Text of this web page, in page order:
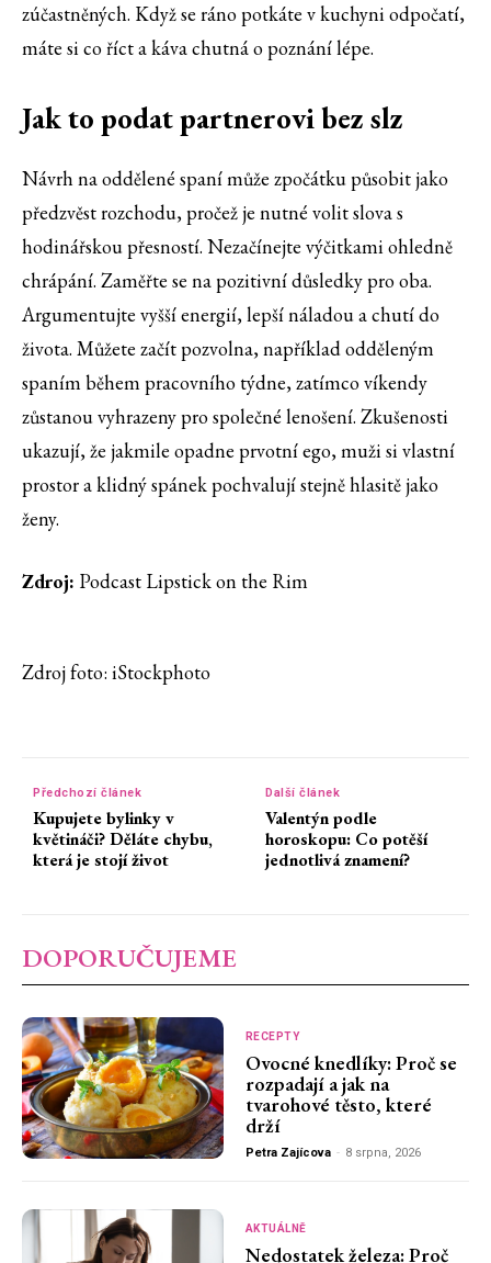
zúčastněných. Když se ráno potkáte v kuchyni odpočatí,
máte si co říct a káva chutná o poznání lépe.
Jak to podat partnerovi bez slz
Návrh na oddělené spaní může zpočátku působit jako
předzvěst rozchodu, pročež je nutné volit slova s
hodinářskou přesností. Nezačínejte výčitkami ohledně
chrápání. Zaměřte se na pozitivní důsledky pro oba.
Argumentujte vyšší energií, lepší náladou a chutí do
života. Můžete začít pozvolna, například odděleným
spaním během pracovního týdne, zatímco víkendy
zůstanou vyhrazeny pro společné lenošení. Zkušenosti
ukazují, že jakmile opadne prvotní ego, muži si vlastní
prostor a klidný spánek pochvalují stejně hlasitě jako
ženy.
Zdroj: Podcast Lipstick on the Rim
Zdroj foto: iStockphoto
Předchozí článek
Kupujete bylinky v
květináči? Děláte chybu,
která je stojí život
Další článek
Valentýn podle
horoskopu: Co potěší
jednotlivá znamení?
DOPORUČUJEME
RECEPTY
Ovocné knedlíky: Proč se
rozpadají a jak na
tvarohové těsto, které
drží
Petra Zajícova - 8 srpna, 2026
AKTUÁLNĚ
Nedostatek železa: Proč